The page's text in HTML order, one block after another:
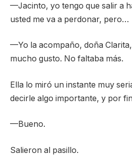
—Jacinto, yo tengo que salir a
usted me va a perdonar, pero…
—Yo la acompaño, doña
mucho gusto. No faltaba más.
Ella lo miró un instante muy
decirle algo importante, y por
—Bueno.
Salieron al pasillo.